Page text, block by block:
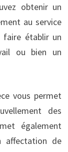
obtenir un
au service
faire établir un
ou bien un
vous permet
des
également
affectation de